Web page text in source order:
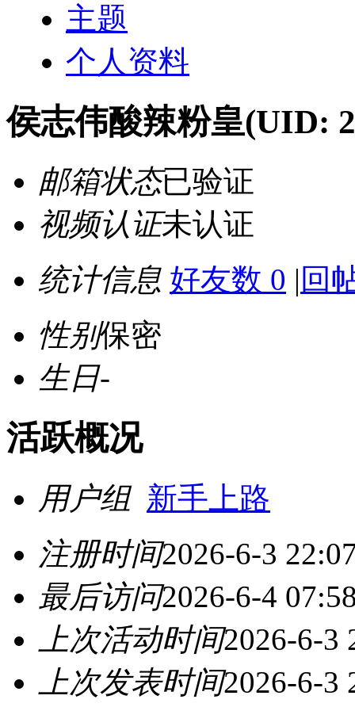
主题
个人资料
侯志伟酸辣粉皇(UID:
邮箱状态已验证
视频认证未认证
统计信息 好友数 0 | 回
性别保密
生日-
活跃概况
用户组 新手上路
注册时间2026-6-3
最后访问2026-6-4
上次活动时间2026-6-3
上次发表时间2026-6-3